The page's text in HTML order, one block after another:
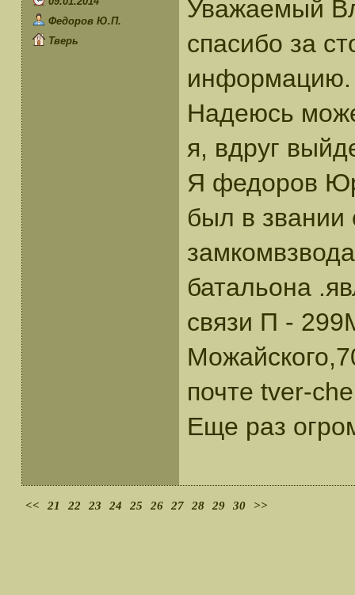
Федоров Ю.П.
Тверь
Уважаемый
спасибо за
информацию.
Надеюсь
я, вдруг
Я федоров
был в звании
батальона
связи П -
почте tver-
Еще раз
<< 21 22 23 24 25 26 27 28 29 30 >>